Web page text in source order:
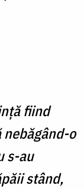
fiind
nebăgând-o
s-au
stând,